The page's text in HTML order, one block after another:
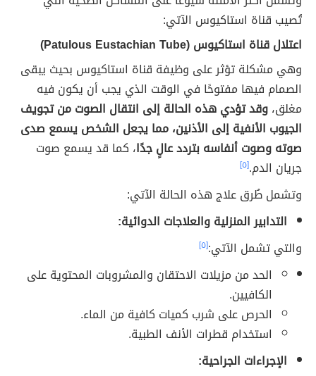
تُصيب قناة استاكيوس الآتي:
اعتلال قناة استاكيوس (Patulous Eustachian Tube)
وهي مشكلة تؤثر على وظيفة قناة استاكيوس بحيث يبقى
الصمام فيها مفتوحًا في الوقت الذي يجب أن يكون فيه
مغلق،وقد تؤدي هذه الحالة إلى انتقال الصوت من تجويف
الجيوب الأنفية إلى الأذنين، مما يجعل الشخص يسمع صدى
صوته وصوت أنفاسه بتردد عالٍ جدًا، كما قد يسمع صوت
جريان الدم.[٥]
وتشمل طُرق علاج هذه الحالة الآتي:
التدابير المنزلية والعلاجات الدوائية:
والتي تشمل الآتي:[٥]
الحد من مزيلات الاحتقان والمشروبات المحتوية على
الكافيين.
الحرص على شرب كميات كافية من الماء.
استخدام قطرات الأنف الطبية.
الإجراءات الجراحية: